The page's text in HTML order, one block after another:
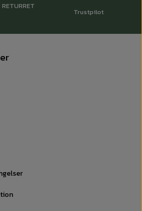
Trustpilot